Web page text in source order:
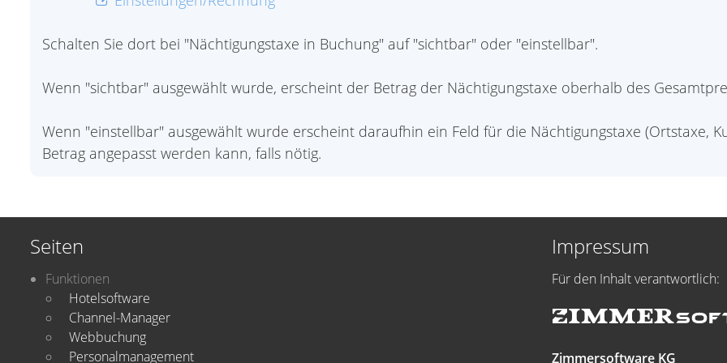
Schalten Sie dort bei "Nächtigungstaxe in Buchung" auf "sichtbar" oder "einstellbar".
Wenn "sichtbar" ausgewählt wurde, erscheint der Betrag der Nächtigungstaxe oberhalb des
Wenn "einstellbar" ausgewählt wurde erscheint daraufhin ein Feld für die Nächtigungstaxe (Ortstaxe,
Betrag angepasst werden kann, falls nötig.
Seiten
Funktionen
Hotelsoftware
Channel-Manager
Webbuchung
Personalmanagement
Impressum
Für den Inhalt verantwortlich:
Zimmersoftware KG